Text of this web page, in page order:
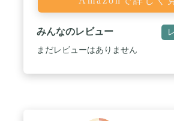
みんなのレビュー
まだレビューはありません